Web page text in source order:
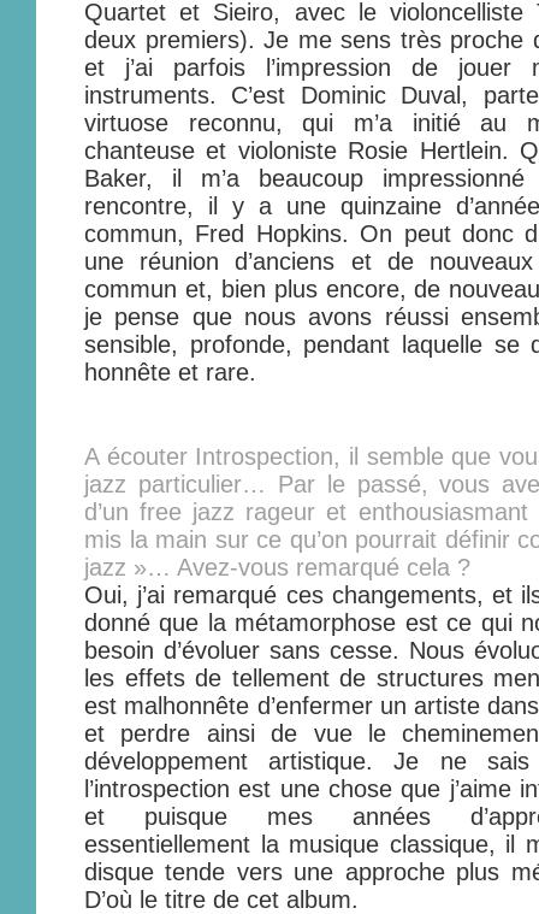
Quartet et Sieiro, avec le violoncelliste
deux premiers). Je me sens très proche
et j’ai parfois l’impression de jouer
instruments. C’est Dominic Duval,
virtuose reconnu, qui m’a initié au
chanteuse et violoniste Rosie Hertlein.
Baker, il m’a beaucoup
rencontre, il y a une quinzaine
commun, Fred Hopkins. On peut donc
une réunion d’anciens et de
commun et, bien plus encore, de
je pense que nous avons réussi
sensible, profonde, pendant laquelle se
honnête et rare.
A écouter Introspection, il semble que
jazz particulier… Par le passé, vous
d’un free jazz rageur et
mis la main sur ce qu’on pourrait définir
jazz »… Avez-vous remarqué cela ?
Oui, j’ai remarqué ces changements, et
donné que la métamorphose est ce qui
besoin d’évoluer sans cesse. Nous
les effets de tellement de structures
est malhonnête d’enfermer un artiste
et perdre ainsi de vue le
développement artistique. Je ne
l’introspection est une chose que j’aime
et puisque mes années
essentiellement la musique classique, il
disque tende vers une approche plus
D’où le titre de cet album.